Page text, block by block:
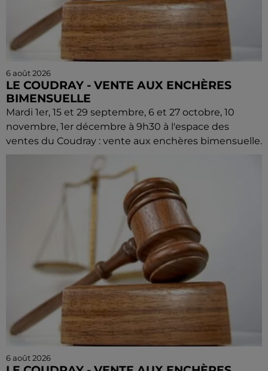
6 août 2026
LE COUDRAY - VENTE AUX ENCHÈRES
BIMENSUELLE
Mardi 1er, 15 et 29 septembre, 6 et 27 octobre, 10
novembre, 1er décembre à 9h30 à l'espace des
ventes du Coudray : vente aux enchères bimensuelle.
6 août 2026